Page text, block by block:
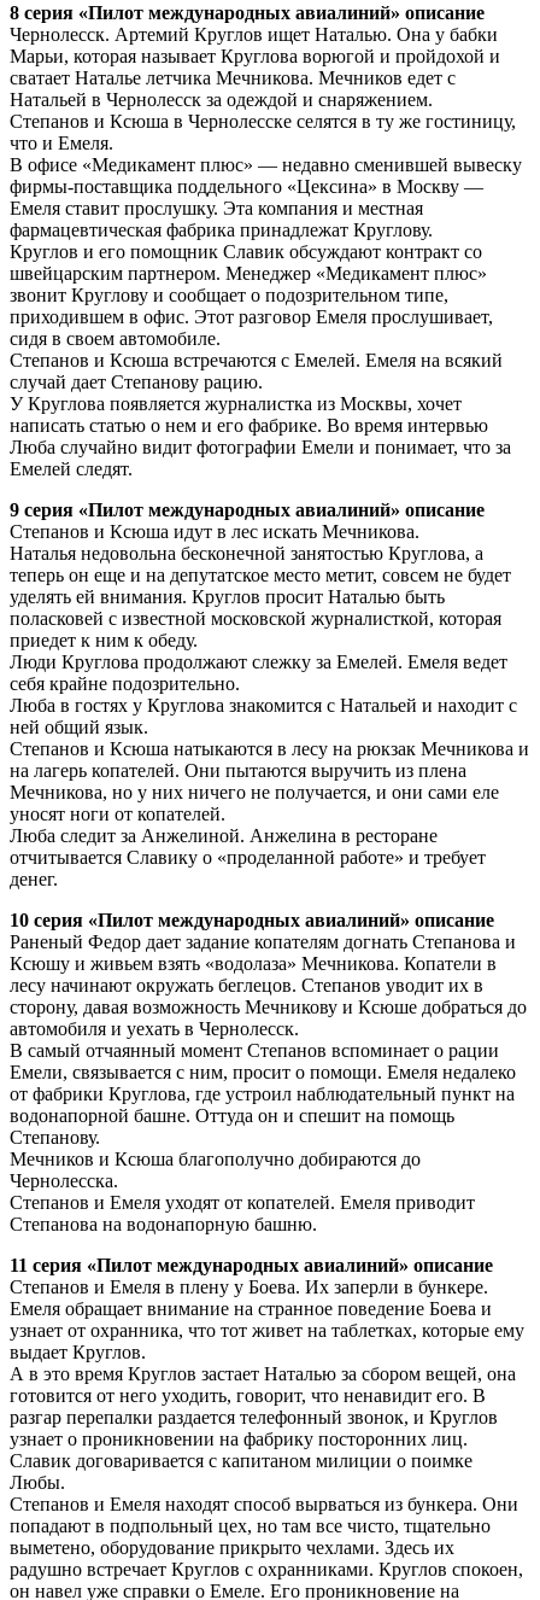
8 серия «Пилот международных авиалиний» описание
Чернолесск. Артемий Круглов ищет Наталью. Она у бабки
Марьи, которая называет Круглова ворюгой и пройдохой и
сватает Наталье летчика Мечникова. Мечников едет с
Натальей в Чернолесск за одеждой и снаряжением.
Степанов и Ксюша в Чернолесске селятся в ту же гостиницу,
что и Емеля.
В офисе «Медикамент плюс» — недавно сменившей вывеску
фирмы-поставщика поддельного «Цексина» в Москву —
Емеля ставит прослушку. Эта компания и местная
фармацевтическая фабрика принадлежат Круглову.
Круглов и его помощник Славик обсуждают контракт со
швейцарским партнером. Менеджер «Медикамент плюс»
звонит Круглову и сообщает о подозрительном типе,
приходившем в офис. Этот разговор Емеля прослушивает,
сидя в своем автомобиле.
Степанов и Ксюша встречаются с Емелей. Емеля на всякий
случай дает Степанову рацию.
У Круглова появляется журналистка из Москвы, хочет
написать статью о нем и его фабрике. Во время интервью
Люба случайно видит фотографии Емели и понимает, что за
Емелей следят.
9 серия «Пилот международных авиалиний» описание
Степанов и Ксюша идут в лес искать Мечникова.
Наталья недовольна бесконечной занятостью Круглова, а
теперь он еще и на депутатское место метит, совсем не будет
уделять ей внимания. Круглов просит Наталью быть
поласковей с известной московской журналисткой, которая
приедет к ним к обеду.
Люди Круглова продолжают слежку за Емелей. Емеля ведет
себя крайне подозрительно.
Люба в гостях у Круглова знакомится с Натальей и находит с
ней общий язык.
Степанов и Ксюша натыкаются в лесу на рюкзак Мечникова и
на лагерь копателей. Они пытаются выручить из плена
Мечникова, но у них ничего не получается, и они сами еле
уносят ноги от копателей.
Люба следит за Анжелиной. Анжелина в ресторане
отчитывается Славику о «проделанной работе» и требует
денег.
10 серия «Пилот международных авиалиний» описание
Раненый Федор дает задание копателям догнать Степанова и
Ксюшу и живьем взять «водолаза» Мечникова. Копатели в
лесу начинают окружать беглецов. Степанов уводит их в
сторону, давая возможность Мечникову и Ксюше добраться до
автомобиля и уехать в Чернолесск.
В самый отчаянный момент Степанов вспоминает о рации
Емели, связывается с ним, просит о помощи. Емеля недалеко
от фабрики Круглова, где устроил наблюдательный пункт на
водонапорной башне. Оттуда он и спешит на помощь
Степанову.
Мечников и Ксюша благополучно добираются до
Чернолесска.
Степанов и Емеля уходят от копателей. Емеля приводит
Степанова на водонапорную башню.
11 серия «Пилот международных авиалиний» описание
Степанов и Емеля в плену у Боева. Их заперли в бункере.
Емеля обращает внимание на странное поведение Боева и
узнает от охранника, что тот живет на таблетках, которые ему
выдает Круглов.
А в это время Круглов застает Наталью за сбором вещей, она
готовится от него уходить, говорит, что ненавидит его. В
разгар перепалки раздается телефонный звонок, и Круглов
узнает о проникновении на фабрику посторонних лиц.
Славик договаривается с капитаном милиции о поимке
Любы.
Степанов и Емеля находят способ вырваться из бункера. Они
попадают в подпольный цех, но там все чисто, тщательно
выметено, оборудование прикрыто чехлами. Здесь их
радушно встречает Круглов с охранниками. Круглов спокоен,
он навел уже справки о Емеле. Его проникновение на